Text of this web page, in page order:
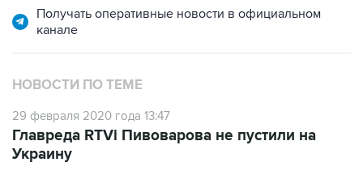
НОВОСТИ ПО ТЕМЕ
29 февраля 2020 года 13:47
Украину